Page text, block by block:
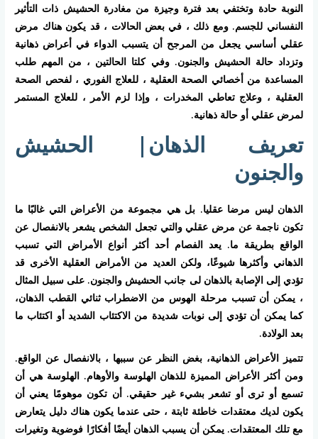
النوبة حادة وتختفي بعد فترة وجيزة من مغادرة الحشيش ذات التأثير
النفساني للجسم. ومع ذلك ، في بعض الحالات ، قد يكون هناك مرض
عقلي أساسي يجعل من المرجح أن يتسبب الدواء في أعراض ذهانية
وتزداد حالة الحشيش والجنون. وفي كلتا الحالتين ، من المهم طلب
المساعدة من أخصائي الصحة العقلية ، للعلاج الفوري ، لفحص الصحة
العقلية ، وعلاج تعاطي المخدرات ، وإذا لزم الأمر ، للعلاج المستمر
لمرض عقلي أو حالة ذهانية.
تعريف الذهان| الحشيش
والجنون
الذهان ليس مرضا عقليا. بل هي مجموعة من الأعراض التي غالبًا ما
تكون ناجمة عن مرض عقلي والتي تجعل الشخص يشعر بالانفصال عن
الواقع بطريقة ما. يعد الفصام أحد أكثر أنواع الأمراض التي تسبب
الذهاني وأكثرها شيوعًا، ولكن العديد من الأمراض العقلية الأخرى قد
تؤدي إلى الإصابة بالذهان لى جانب الحشيش والجنون. على سبيل المثال
، يمكن أن تسبب مرحلة الهوس من الاضطراب ثنائي القطب الذهان،
كما يمكن أن تؤدي إلى نوبات شديدة من الاكتئاب الشديد أو اكتئاب ما
بعد الولادة.
تتميز الأعراض الذهانية، بغض النظر عن سببها ، بالانفصال عن الواقع.
ومن أكثر الأعراض المميزة للذهان الهلوسة والأوهام. الهلوسة هي أن
تسمع أو ترى أو تشعر بشيء غير حقيقي. أن تكون موهومًا يعني أن
يكون لديك معتقدات خاطئة ثابتة ، حتى عندما يكون هناك دليل يتعارض
مع تلك المعتقدات. يمكن أن يسبب الذهان أيضًا أفكارًا فوضوية وتغيرات